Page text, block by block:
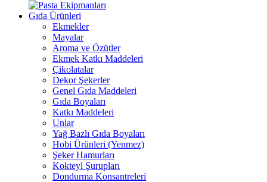
Gıda Ürünleri
Ekmekler
Mayalar
Aroma ve Özütler
Ekmek Katkı Maddeleri
Çikolatalar
Dekor Şekerler
Genel Gıda Maddeleri
Gıda Boyaları
Katkı Maddeleri
Unlar
Yağ Bazlı Gıda Boyaları
Hobi Ürünleri (Yenmez)
Şeker Hamurları
Kokteyl Şurupları
Dondurma Konsantreleri